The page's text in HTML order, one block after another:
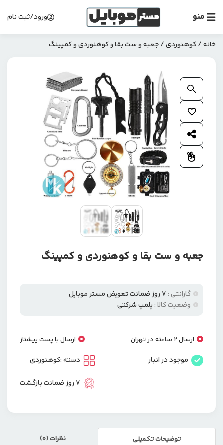
منو ورود/ثبت نام
خانه/کوهنوردی/ جعبه و ست بقا و کوهنوردی و کمپینگ
جعبه و ست بقا و کوهنوردی و کمپینگ
گارانتی : ۷ روز ضمانت تعویض مستر موبایل
وضعیت کالا : پلمپ شرکتی
ارسال 2 ساعته در تهران ارسال با پست پیشتاز
موجود در انبار دسته :کوهنوردی
7 روز ضمانت بازگشت
بزرگنمایی محصول
افزودن به علاقمندی ها
اشتراک گذاری محصول
افزودن به مقایسه
توضیحات تکمیلی نظرات (0)